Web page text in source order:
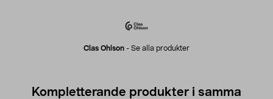
Clas Ohlson - Se alla produkter
Kompletterande produkter i samma